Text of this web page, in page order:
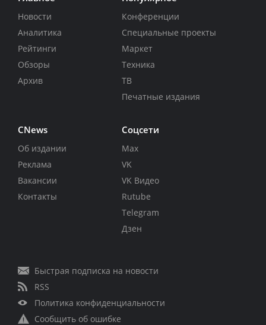
Новости
Аналитика
Рейтинги
Обзоры
Архив
Конференции
Специальные проекты
Маркет
Техника
ТВ
Печатные издания
CNews
Об издании
Реклама
Вакансии
Контакты
Соцсети
Max
VK
VK Видео
Rutube
Telegram
Дзен
Быстрая подписка на новости
RSS
Политика конфиденциальности
Сообщить об ошибке